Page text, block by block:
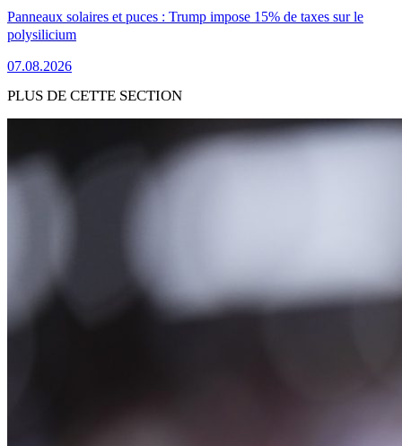
Panneaux solaires et puces : Trump impose 15% de taxes sur le
polysilicium
07.08.2026
PLUS DE CETTE SECTION